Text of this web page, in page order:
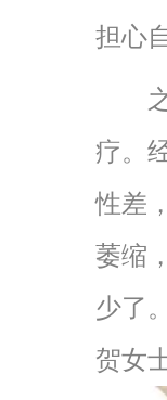
担心
之
疗。
性差
萎缩
少了
贺女